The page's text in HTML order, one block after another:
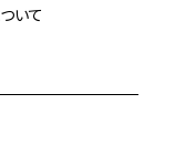
いて